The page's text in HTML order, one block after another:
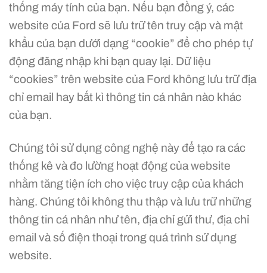
thống máy tính của bạn. Nếu bạn đồng ý, các
website của Ford sẽ lưu trữ tên truy cập và mật
khẩu của bạn dưới dạng “cookie” để cho phép tự
động đăng nhập khi bạn quay lại. Dữ liệu
“cookies” trên website của Ford không lưu trữ địa
chỉ email hay bất kì thông tin cá nhân nào khác
của bạn.
Chúng tôi sử dụng công nghệ này để tạo ra các
thống kê và đo lường hoạt động của website
nhằm tăng tiện ích cho việc truy cập của khách
hàng. Chúng tôi không thu thập và lưu trữ những
thông tin cá nhân như tên, địa chỉ gửi thư, địa chỉ
email và số điện thoại trong quá trình sử dụng
website.